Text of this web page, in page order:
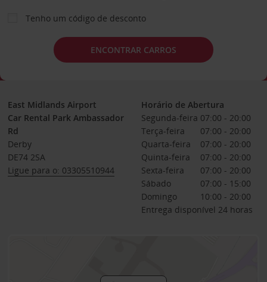
Tenho um código de desconto
ENCONTRAR CARROS
East Midlands Airport
Car Rental Park Ambassador
Rd
Derby
DE74 2SA
Ligue para o: 03305510944
Horário de Abertura
Segunda-feira 07:00 - 20:00
Terça-feira
07:00 - 20:00
Quarta-feira
07:00 - 20:00
Quinta-feira
07:00 - 20:00
Sexta-feira
07:00 - 20:00
Sábado
07:00 - 15:00
Domingo
10:00 - 20:00
Entrega disponível 24 horas